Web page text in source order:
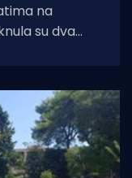
na
su dva